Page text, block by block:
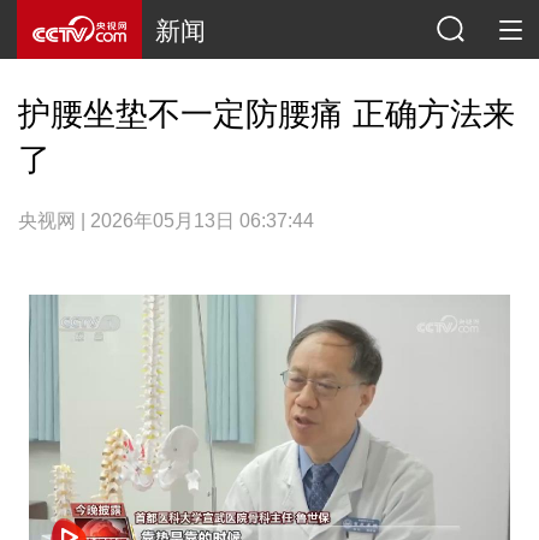
新闻
护腰坐垫不一定防腰痛 正确方法来
了
央视网 | 2026年05月13日 06:37:44